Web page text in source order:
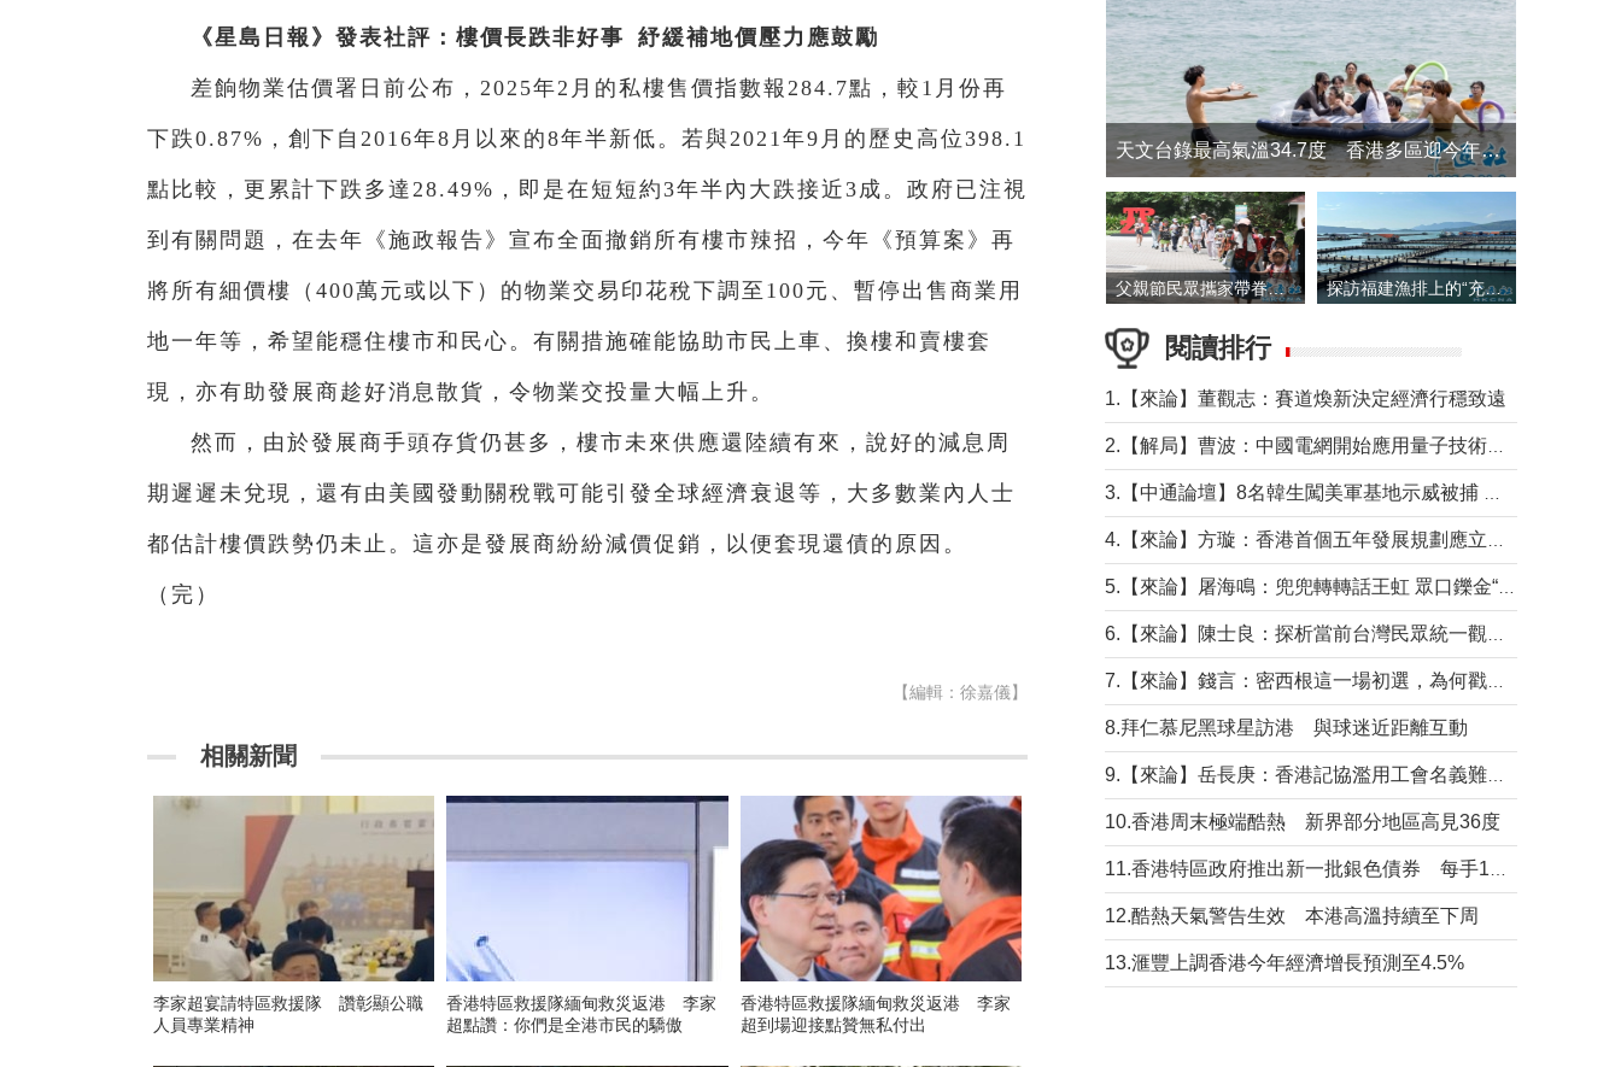
《星島日報》發表社評：樓價長跌非好事 紓緩補地價壓力應鼓勵
差餉物業估價署日前公布，2025年2月的私樓售價指數報284.7點，較1月份再
下跌0.87%，創下自2016年8月以來的8年半新低。若與2021年9月的歷史高位398.1
點比較，更累計下跌多達28.49%，即是在短短約3年半內大跌接近3成。政府已注視
到有關問題，在去年《施政報告》宣布全面撤銷所有樓市辣招，今年《預算案》再
將所有細價樓（400萬元或以下）的物業交易印花稅下調至100元、暫停出售商業用
地一年等，希望能穩住樓市和民心。有關措施確能協助市民上車、換樓和賣樓套
現，亦有助發展商趁好消息散貨，令物業交投量大幅上升。
然而，由於發展商手頭存貨仍甚多，樓市未來供應還陸續有來，說好的減息周
期遲遲未兌現，還有由美國發動關稅戰可能引發全球經濟衰退等，大多數業內人士
都估計樓價跌勢仍未止。這亦是發展商紛紛減價促銷，以便套現還債的原因。
（完）
【編輯：徐嘉儀】
相關新聞
李家超宴請特區救援隊 讚彰顯公職
人員專業精神
香港特區救援隊緬甸救災返港 李家
超點讚：你們是全港市民的驕傲
香港特區救援隊緬甸救災返港 李家
超到場迎接點贊無私付出
天文台錄最高氣溫34.7度 香港多區迎今年最熱一天
父親節民眾攜家帶眷出遊 探訪福建漁排上的“充電寶”
閱讀排行
1.【來論】董觀志：賽道煥新決定經濟行穩致遠
8.拜仁慕尼黑球星訪港 與球迷近距離互動
10.香港周末極端酷熱 新界部分地區高見36度
12.酷熱天氣警告生效 本港高溫持續至下周
13.滙豐上調香港今年經濟增長預測至4.5%